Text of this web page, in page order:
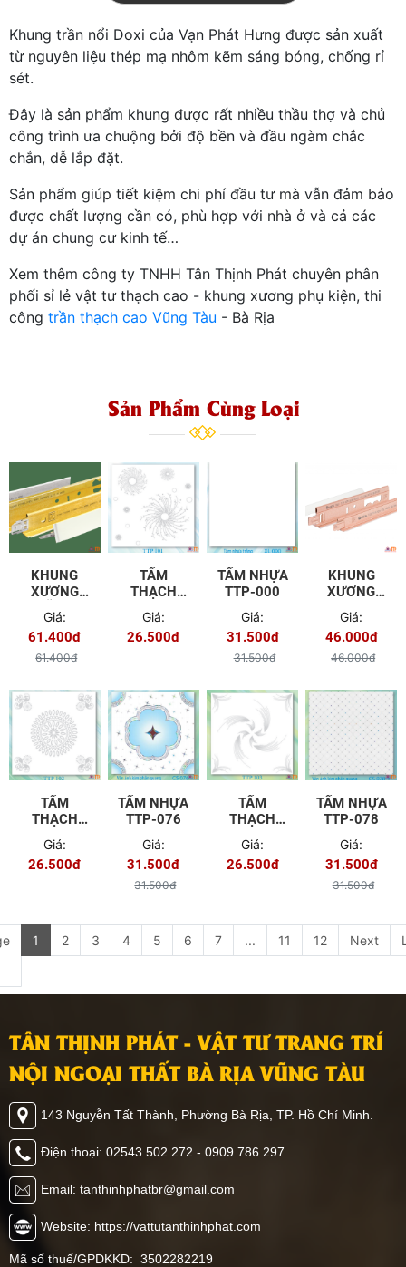
Khung trần nổi Doxi của Vạn Phát Hưng được sản xuất
từ nguyên liệu thép mạ nhôm kẽm sáng bóng, chống rỉ
sét.
Đây là sản phẩm khung được rất nhiều thầu thợ và chủ
công trình ưa chuộng bởi độ bền và đầu ngàm chắc
chắn, dễ lắp đặt.
Sản phẩm giúp tiết kiệm chi phí đầu tư mà vẫn đảm bảo
được chất lượng cần có, phù hợp với nhà ở và cả các
dự án chung cư kinh tế…
Xem thêm công ty TNHH Tân Thịnh Phát chuyên phân
phối sỉ lẻ vật tư thạch cao - khung xương phụ kiện, thi
công trần thạch cao Vũng Tàu - Bà Rịa
Sản Phẩm Cùng Loại
KHUNG
XƯƠNG
VĨNH
TƯỜNG
Giá:
61.400đ
61.400đ
TẤM
THẠCH
CAO TTP-
101
Giá:
26.500đ
TẤM NHỰA
TTP-000
Giá:
31.500đ
31.500đ
KHUNG
XƯƠNG
PROMETAL
(HIỆP VĨNH
PHÚ)
Giá:
46.000đ
46.000đ
TẤM
THẠCH
CAO TTP-
102
Giá:
26.500đ
TẤM NHỰA
TTP-076
Giá:
31.500đ
31.500đ
TẤM
THẠCH
CAO TTP-
103
Giá:
26.500đ
TẤM NHỰA
TTP-078
Giá:
31.500đ
31.500đ
1 2 3 4 5 6 7 ... 11 12 Next
TÂN THỊNH PHÁT - VẬT TƯ TRANG TRÍ
NỘI NGOẠI THẤT BÀ RỊA VŨNG TÀU
143 Nguyễn Tất Thành, Phường Bà Rịa, TP. Hồ Chí Minh.
Điện thoại: 02543 502 272 - 0909 786 297
Email: tanthinhphatbr@gmail.com
Website: https://vattutanthinhphat.com
Mã số thuế/GPDKKD: 3502282219